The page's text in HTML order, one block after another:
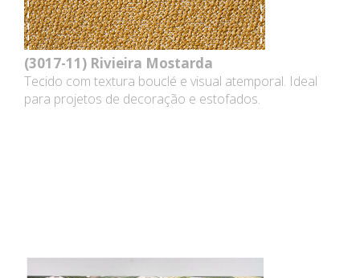
(3017-11) Rivieira Mostarda
Tecido com textura bouclé e visual atemporal. Ideal
para projetos de decoração e estofados.